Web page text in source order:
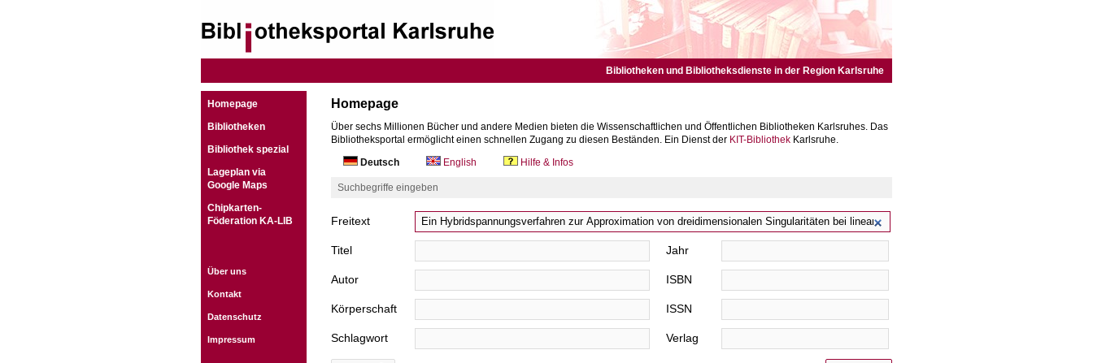
Bibliotheken und Bibliotheksdienste in der Region Karlsruhe
Homepage
Bibliotheken
Bibliothek spezial
Lageplan via
Google Maps
Chipkarten-
Föderation KA-LIB
Über uns
Kontakt
Datenschutz
Impressum
Homepage
Über sechs Millionen Bücher und andere Medien bieten die Wissenschaftlichen und Öffentlichen Bibliotheken Karlsruhes. Das
Bibliotheksportal ermöglicht einen schnellen Zugang zu diesen Beständen. Ein Dienst der KIT-Bibliothek Karlsruhe.
Deutsch
English Hilfe & Infos
Suchbegriffe eingeben
Freitext
Titel
Autor
Körperschaft
Schlagwort
Jahr
ISBN
ISSN
Verlag